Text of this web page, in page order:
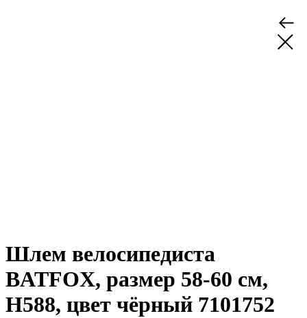
Шлем велосипедиста
BATFOX, размер 58-60 см,
H588, цвет чёрный 7101752